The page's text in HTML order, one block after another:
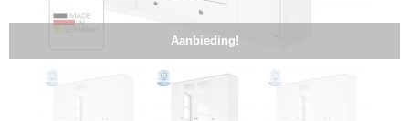
Aanbieding!